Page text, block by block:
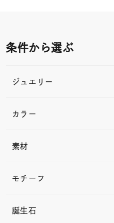
条件から選ぶ
ジュエリー
カラー
素材
モチーフ
誕生石